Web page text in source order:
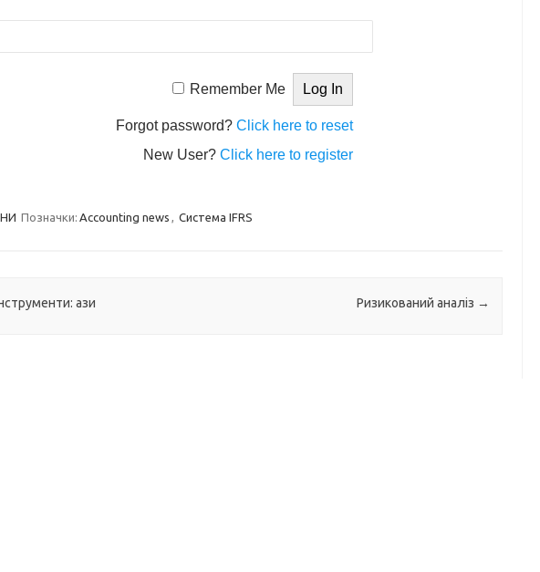
Remember Me
Forgot password? Click here to reset
New User? Click here to register
Позначки: Accounting news , Система IFRS
ази Ризикований аналіз →